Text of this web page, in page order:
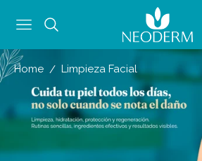
Navigation
Home / Limpieza Facial